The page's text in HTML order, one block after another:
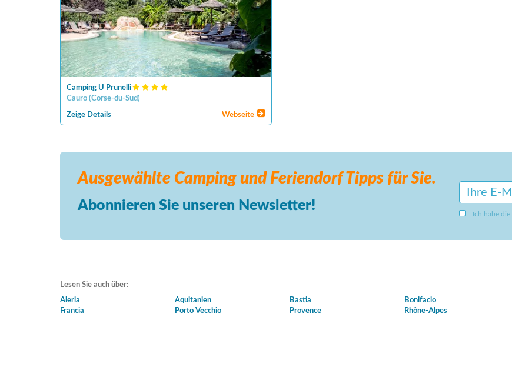
Camping U Prunelli
Cauro (Corse-du-Sud)
Zeige Details Webseite
Ausgewählte Camping und FeriendorfTipps für Sie.
Abonnieren Sie unseren Newsletter!
Ich habe die
Lesen Sie auch über:
Aleria
Aquitanien Bastia Bonifacio
Francia
Porto Vecchio Provence Rhône-Alpes